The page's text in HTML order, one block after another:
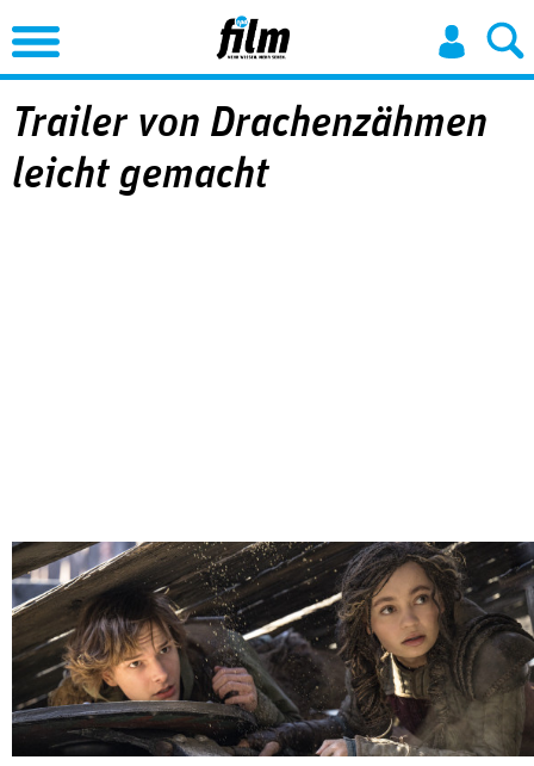
Jump to Navigation
Trailer von Drachenzähmen
leicht gemacht